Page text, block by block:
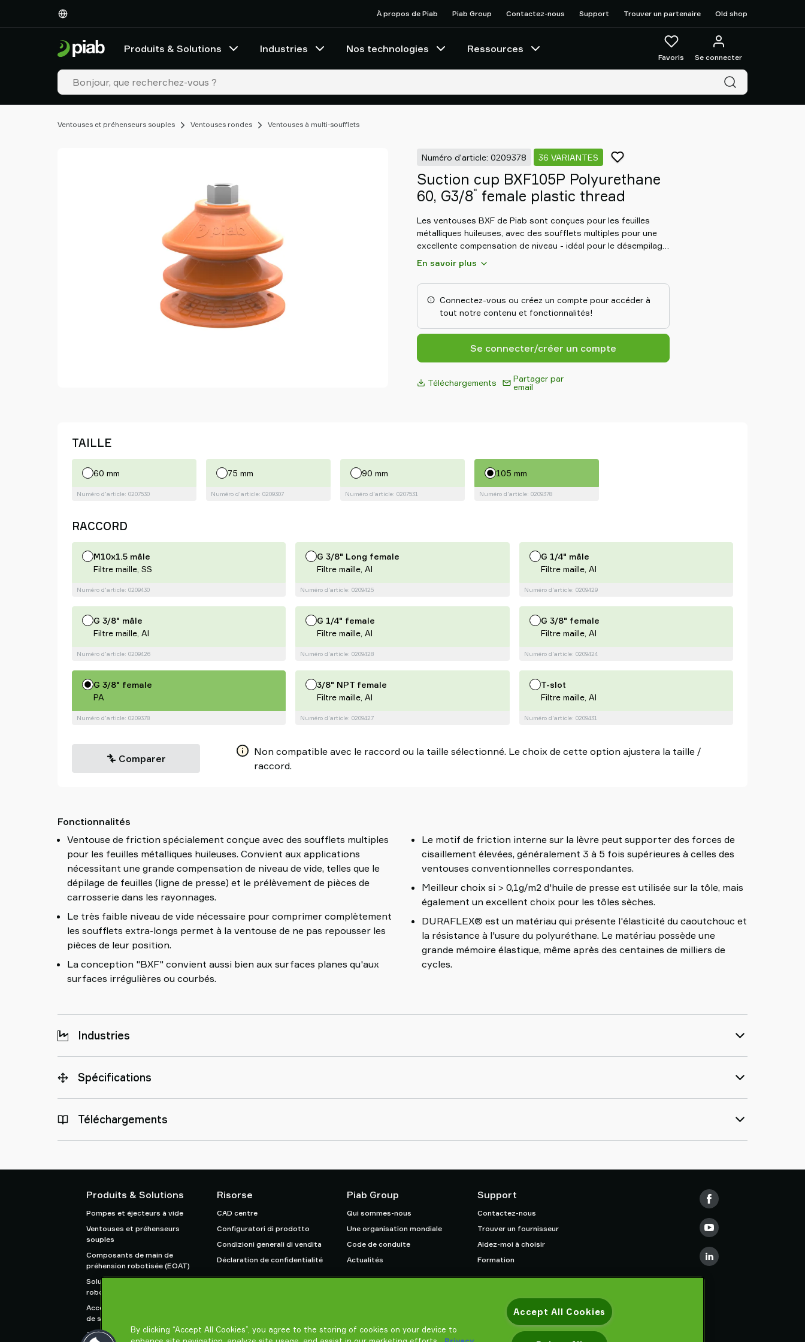
À propos de Piab Piab Group Contactez-nous Support Trouver un partenaire Old shop
Produits & Solutions Industries Nos technologies Ressources
Favoris Se connecter
Ventouses et préhenseurs souples Ventouses rondes Ventouses à multi-soufflets
Numéro d'article: 0209378 36 VARIANTES
Suction cup BXF105P Polyurethane
60, G3/8" female plastic thread
Les ventouses BXF de Piab sont conçues pour les feuilles
métalliques huileuses, avec des soufflets multiples pour une
excellente compensation de niveau - idéal pour le désempilage
et le prélèvement de pièces de carrosserie. Les soufflets
extra-longs fonctionnent avec un niveau de vide très faible, ce
qui évite que les pièces ne soient repoussées Leur motif de
friction unique offre une force de cisaillement 3 à 5 fois
supérieure à celle des ventouses conventionnelles, ce qui les
en DURAFLEX®, ils allient l'élasticité du caoutchouc à la
durabilité du polyuréthane pour des performances durables.
En savoir plus
Connectez-vous ou créez un compte pour accéder à
tout notre contenu et fonctionnalités!
Se connecter/créer un compte
Téléchargements
Partager par
email
TAILLE
60 mm
Numéro d'article: 0207530
75 mm
Numéro d'article: 0209307
90 mm
Numéro d'article: 0207531
105 mm
Numéro d'article: 0209378
RACCORD
M10x1.5 mâle
Filtre maille, SS
Numéro d'article: 0209430
G 3/8" Long female
Filtre maille, Al
Numéro d'article: 0209425
G 1/4" mâle
Filtre maille, Al
Numéro d'article: 0209429
G 3/8" mâle
Filtre maille, Al
Numéro d'article: 0209426
G 1/4" female
Filtre maille, Al
Numéro d'article: 0209428
G 3/8" female
Filtre maille, Al
Numéro d'article: 0209424
G 3/8" female
PA
Numéro d'article: 0209378
3/8" NPT female
Filtre maille, Al
Numéro d'article: 0209427
T-slot
Filtre maille, Al
Numéro d'article: 0209431
Comparer
Non compatible avec le raccord ou la taille sélectionné. Le choix de cette option ajustera la taille /
raccord.
Fonctionnalités
Ventouse de friction spécialement conçue avec des soufflets multiples
pour les feuilles métalliques huileuses. Convient aux applications
nécessitant une grande compensation de niveau de vide, telles que le
dépilage de feuilles (ligne de presse) et le prélèvement de pièces de
carrosserie dans les rayonnages.
Le très faible niveau de vide nécessaire pour comprimer complètement
les soufflets extra-longs permet à la ventouse de ne pas repousser les
pièces de leur position.
La conception "BXF" convient aussi bien aux surfaces planes qu'aux
surfaces irrégulières ou courbés.
Le motif de friction interne sur la lèvre peut supporter des forces de
cisaillement élevées, généralement 3 à 5 fois supérieures à celles des
ventouses conventionnelles correspondantes.
Meilleur choix si > 0,1g/m2 d'huile de presse est utilisée sur la tôle, mais
également un excellent choix pour les tôles sèches.
DURAFLEX® est un matériau qui présente l'élasticité du caoutchouc et
la résistance à l'usure du polyuréthane. Le matériau possède une
grande mémoire élastique, même après des centaines de milliers de
cycles.
Industries
Spécifications
Téléchargements
Produits & Solutions
Pompes et éjecteurs à vide
Ventouses et préhenseurs
souples
Composants de main de
préhension robotisée (EOAT)
Solutions de préhension pour
robots et cobots
Accessoires de systèmes et
de solutions
Transporteur pneumatique
Risorse
CAD centre
Configuratori di prodotto
Condizioni generali di vendita
Déclaration de confidentialité
Piab Group
Qui sommes-nous
Une organisation mondiale
Code de conduite
Actualités
Support
Contactez-nous
Trouver un fournisseur
Aidez-moi à choisir
Formation
Industries
technologies
Ressources
By clicking “Accept All Cookies”, you agree to the storing of cookies on your device to
Accept All Cookies